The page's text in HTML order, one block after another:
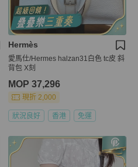
Hermès
愛馬仕/Hermes halzan31白色 tc皮 斜
背包 X刻
MOP 37,296
現折 2,000
狀況良好 香港 免運